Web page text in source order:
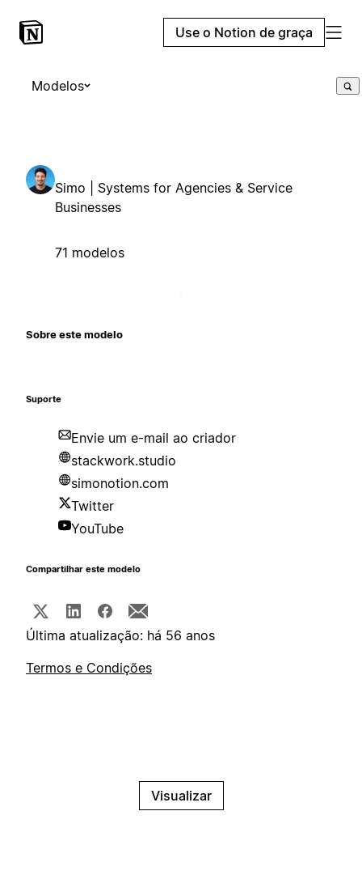
Use o Notion de graça
Modelos
Simo | Systems for Agencies & Service
Businesses
71 modelos
Sobre este modelo
Suporte
Envie um e-mail ao criador
stackwork.studio
simonotion.com
Twitter
YouTube
Compartilhar este modelo
Última atualização: há 56 anos
Termos e Condições
Visualizar